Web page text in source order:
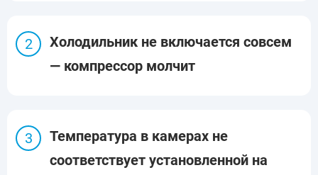
Холодильник не включается совсем
— компрессор молчит
Температура в камерах не
соответствует установленной на